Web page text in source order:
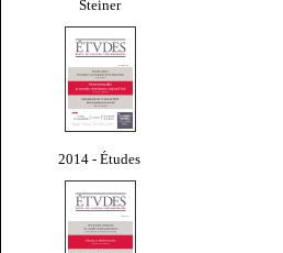
Steiner
2014 - Études